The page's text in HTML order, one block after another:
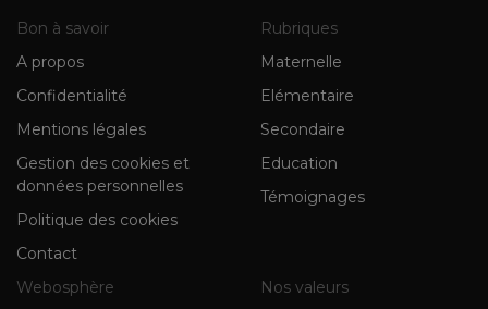
Bon à savoir
A propos
Confidentialité
Mentions légales
Gestion des cookies et
données personnelles
Politique des cookies
Contact
Rubriques
Maternelle
Elémentaire
Secondaire
Education
Témoignages
Webosphère
Nos valeurs